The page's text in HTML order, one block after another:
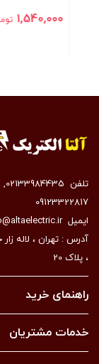
تماس بگیرید
تلفن 02133984435
,
09123322817
ایمیل
آدرس : تهران ، لاله
، پلاک 20
راهنمای خرید
خدمات مشتریان